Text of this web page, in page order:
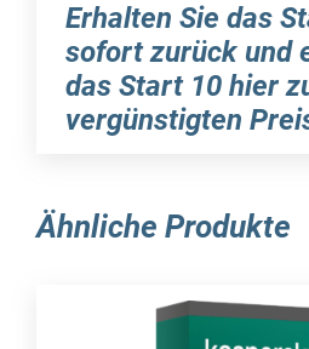
Erhalten Sie das
sofort zurück und
das Start 10 hier
vergünstigten
Windows 7 auf Windows 8
unternommen, indem es das
Kacheloberfläche ersetzt
Bedienung auf Touch-
Ähnliche Produkte